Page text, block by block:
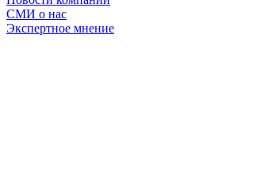
СМИ о нас
Экспертное мнение